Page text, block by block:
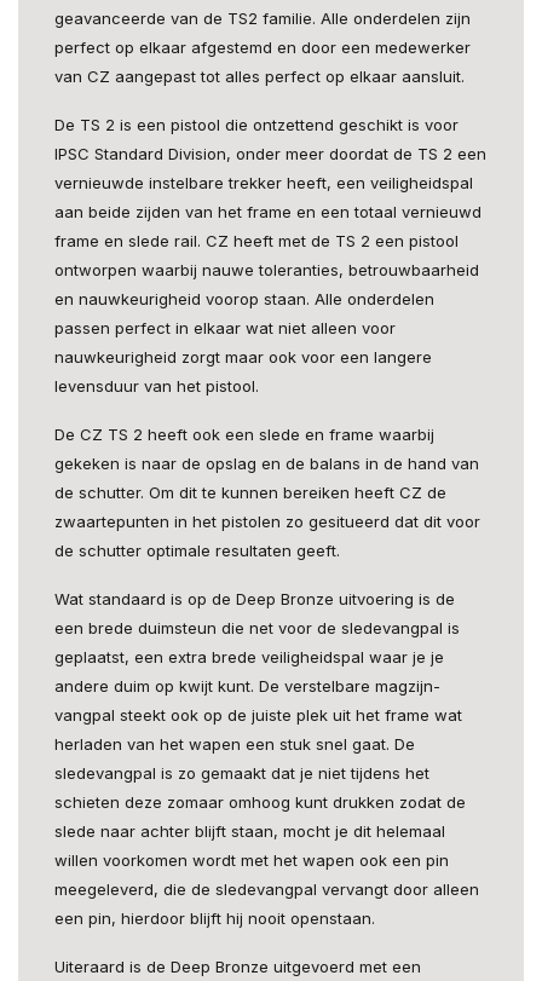
geavanceerde van de TS2 familie. Alle onderdelen zijn
perfect op elkaar afgestemd en door een medewerker
van CZ aangepast tot alles perfect op elkaar aansluit.
De TS 2 is een pistool die ontzettend geschikt is voor
IPSC Standard Division, onder meer doordat de TS 2 een
vernieuwde instelbare trekker heeft, een veiligheidspal
aan beide zijden van het frame en een totaal vernieuwd
frame en slede rail. CZ heeft met de TS 2 een pistool
ontworpen waarbij nauwe toleranties, betrouwbaarheid
en nauwkeurigheid voorop staan. Alle onderdelen
passen perfect in elkaar wat niet alleen voor
nauwkeurigheid zorgt maar ook voor een langere
levensduur van het pistool.
De CZ TS 2 heeft ook een slede en frame waarbij
gekeken is naar de opslag en de balans in de hand van
de schutter. Om dit te kunnen bereiken heeft CZ de
zwaartepunten in het pistolen zo gesitueerd dat dit voor
de schutter optimale resultaten geeft.
Wat standaard is op de Deep Bronze uitvoering is de
een brede duimsteun die net voor de sledevangpal is
geplaatst, een extra brede veiligheidspal waar je je
andere duim op kwijt kunt. De verstelbare magzijn-
vangpal steekt ook op de juiste plek uit het frame wat
herladen van het wapen een stuk snel gaat. De
sledevangpal is zo gemaakt dat je niet tijdens het
schieten deze zomaar omhoog kunt drukken zodat de
slede naar achter blijft staan, mocht je dit helemaal
willen voorkomen wordt met het wapen ook een pin
meegeleverd, die de sledevangpal vervangt door alleen
een pin, hierdoor blijft hij nooit openstaan.
Uiteraard is de Deep Bronze uitgevoerd met een